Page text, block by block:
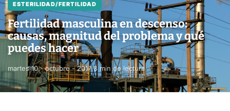
ESTERILIDAD/FERTILIDAD
Fertilidad masculina en descenso:
causas, magnitud del problema y qué
puedes hacer
martes 10 - octubre - 2017·8 min de lectura